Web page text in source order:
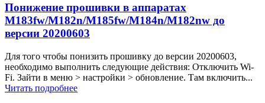
Понижение прошивки в аппаратах
M183fw/M182n/M185fw/M184n/M182nw до
версии 20200603
Для того чтобы понизить прошивку до версии 20200603,
необходимо выполнить следующие действия: Отключить Wi-
Fi. Зайти в меню > настройки > обновление. Там включить...
Читать подробнее